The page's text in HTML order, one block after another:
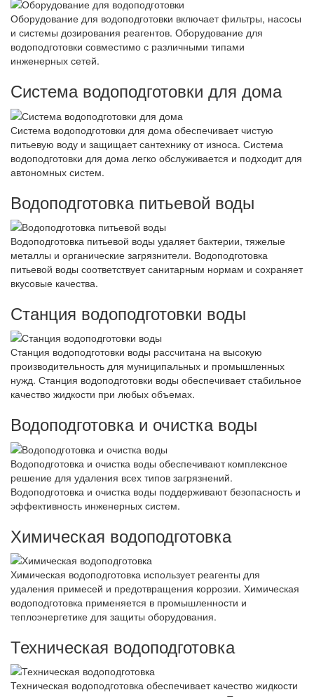
Оборудование для водоподготовки включает фильтры, насосы
и системы дозирования реагентов. Оборудование для
водоподготовки совместимо с различными типами
инженерных сетей.
Система водоподготовки для дома
Система водоподготовки для дома обеспечивает чистую
питьевую воду и защищает сантехнику от износа. Система
водоподготовки для дома легко обслуживается и подходит для
автономных систем.
Водоподготовка питьевой воды
Водоподготовка питьевой воды удаляет бактерии, тяжелые
металлы и органические загрязнители. Водоподготовка
питьевой воды соответствует санитарным нормам и сохраняет
вкусовые качества.
Станция водоподготовки воды
Станция водоподготовки воды рассчитана на высокую
производительность для муниципальных и промышленных
нужд. Станция водоподготовки воды обеспечивает стабильное
качество жидкости при любых объемах.
Водоподготовка и очистка воды
Водоподготовка и очистка воды обеспечивают комплексное
решение для удаления всех типов загрязнений.
Водоподготовка и очистка воды поддерживают безопасность и
эффективность инженерных систем.
Химическая водоподготовка
Химическая водоподготовка использует реагенты для
удаления примесей и предотвращения коррозии. Химическая
водоподготовка применяется в промышленности и
теплоэнергетике для защиты оборудования.
Техническая водоподготовка
Техническая водоподготовка обеспечивает качество жидкости